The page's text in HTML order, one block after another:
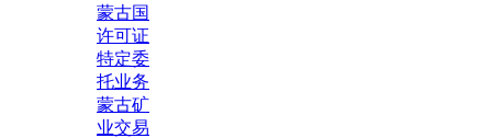
蒙古国
许可证
特定委
托业务
蒙古矿
业交易